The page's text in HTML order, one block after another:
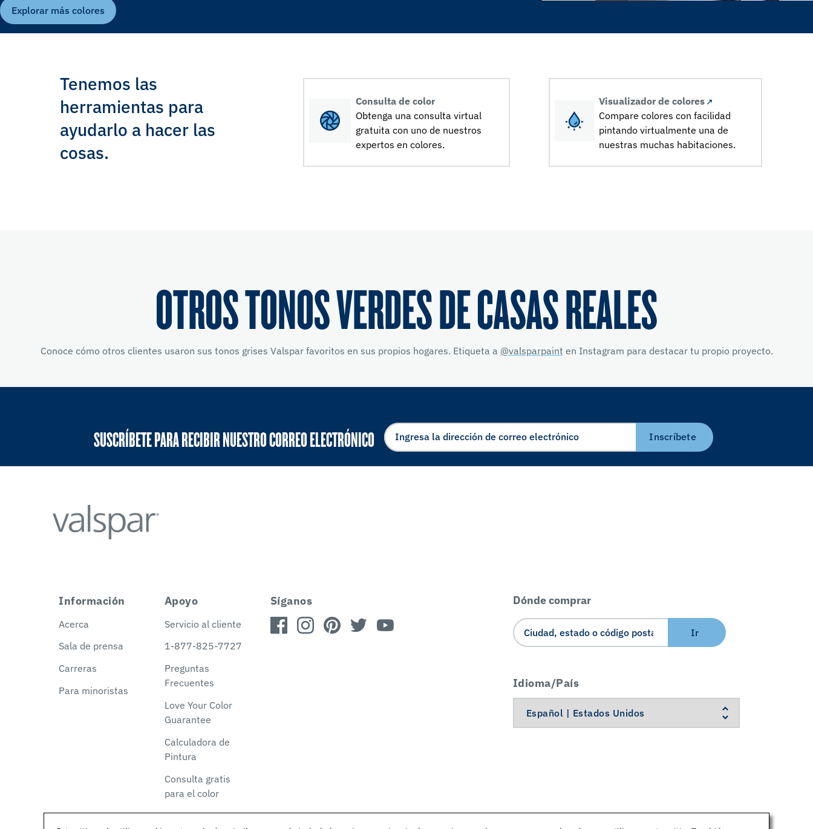
Explorar más colores
Tenemos las
herramientas para
ayudarlo a hacer las
cosas.
Consulta de color
Obtenga una consulta virtual
gratuita con uno de nuestros
expertos en colores.
Visualizador de colores
Compare colores con facilidad
pintando virtualmente una de
nuestras muchas habitaciones.
OTROS TONOS VERDES DE CASAS REALES
Conoce cómo otros clientes usaron sus tonos grises Valspar favoritos en sus propios hogares. Etiqueta a @valsparpaint en Instagram para destacar tu propio proyecto.
SUSCRÍBETE PARA RECIBIR NUESTRO CORREO ELECTRÓNICO Inscríbete
Información
Acerca
Sala de prensa
Carreras
Para minoristas
Apoyo
Servicio al cliente
1-877-825-7727
Preguntas
Frecuentes
Love Your Color
Guarantee
Calculadora de
Pintura
Consulta gratis
para el color
Síganos Dónde comprar
Ir
Idioma/País